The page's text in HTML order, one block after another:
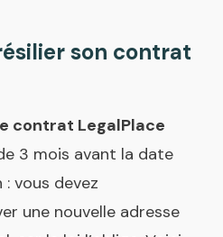
son contrat
contrat LegalPlace
3 mois avant la date
vous devez
une nouvelle adresse